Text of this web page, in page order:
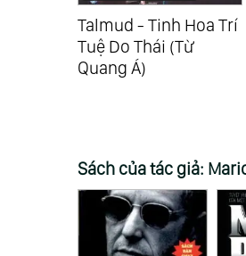
Talmud - Tinh Hoa Trí
Tuệ Do Thái (Từ
Quang Á)
Sách của tác giả: